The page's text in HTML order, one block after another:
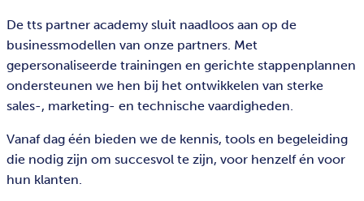
De tts partner academy sluit naadloos aan op de
businessmodellen van onze partners. Met
gepersonaliseerde trainingen en gerichte stappenplannen
ondersteunen we hen bij het ontwikkelen van sterke
sales-, marketing- en technische vaardigheden.
Vanaf dag één bieden we de kennis, tools en begeleiding
die nodig zijn om succesvol te zijn, voor henzelf én voor
hun klanten.